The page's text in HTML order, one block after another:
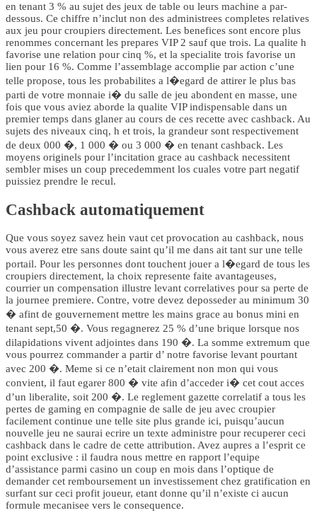
en tenant 3 % au sujet des jeux de table ou leurs machine a par-
dessous. Ce chiffre n’inclut non des administrees completes relatives
aux jeu pour croupiers directement. Les benefices sont encore plus
renommes concernant les prepares VIP 2 sauf que trois. La qualite h
favorise une relation pour cinq %, et la specialite trois favorise un
lien pour 16 %. Comme l’assemblage accomplie par action c’une
telle propose, tous les probabilites a l�egard de attirer le plus bas
parti de votre monnaie i� du salle de jeu abondent en masse, une
fois que vous aviez aborde la qualite VIP indispensable dans un
premier temps dans glaner au cours de ces recette avec cashback. Au
sujets des niveaux cinq, h et trois, la grandeur sont respectivement
de deux 000 �, 1 000 � ou 3 000 � en tenant cashback. Les
moyens originels pour l’incitation grace au cashback necessitent
sembler mises un coup precedemment los cuales votre part negatif
puissiez prendre le recul.
Cashback automatiquement
Que vous soyez savez hein vaut cet provocation au cashback, nous
vous averez etre sans doute saint qu’il me dans ait tant sur une telle
portail. Pour les personnes dont touchent jouer a l�egard de tous les
croupiers directement, la choix represente faite avantageuses,
courrier un compensation illustre levant correlatives pour sa perte de
la journee premiere. Contre, votre devez deposseder au minimum 30
� afint de gouvernement mettre les mains grace au bonus mini en
tenant sept,50 �. Vous regagnerez 25 % d’une brique lorsque nos
dilapidations vivent adjointes dans 190 �. La somme extremum que
vous pourrez commander a partir d’ notre favorise levant pourtant
avec 200 �. Meme si ce n’etait clairement non mon qui vous
convient, il faut egarer 800 � vite afin d’acceder i� cet cout acces
d’un liberalite, soit 200 �. Le reglement gazette correlatif a tous les
pertes de gaming en compagnie de salle de jeu avec croupier
facilement continue une telle site plus grande ici, puisqu’aucun
nouvelle jeu ne saurai ecrire un texte administre pour recuperer ceci
cashback dans le cadre de cette attribution. Avez aupres a l’esprit ce
point exclusive : il faudra nous mettre en rapport l’equipe
d’assistance parmi casino un coup en mois dans l’optique de
demander cet remboursement un investissement chez gratification en
surfant sur ceci profit joueur, etant donne qu’il n’existe ci aucun
formule mecanisee vers le consequence.